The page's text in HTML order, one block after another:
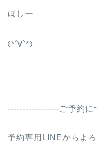
ほしー
꒰*´∀`*꒱
-----------------ご予約に
予約専用LINEからよ